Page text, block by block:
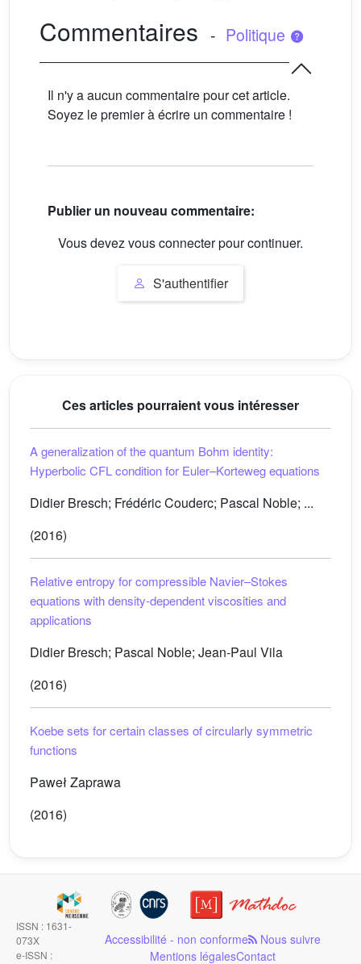
Commentaires - Politique
Il n'y a aucun commentaire pour cet article.
Soyez le premier à écrire un commentaire !
Publier un nouveau commentaire:
Vous devez vous connecter pour continuer.
S'authentifier
Ces articles pourraient vous intéresser
A generalization of the quantum Bohm identity:
Hyperbolic CFL condition for Euler–Korteweg equations
Didier Bresch; Frédéric Couderc; Pascal Noble; ...
(2016)
Relative entropy for compressible Navier–Stokes
equations with density-dependent viscosities and
applications
Didier Bresch; Pascal Noble; Jean-Paul Vila
(2016)
Koebe sets for certain classes of circularly symmetric
functions
Paweł Zaprawa
(2016)
ISSN : 1631-
073X
e-ISSN :
Accessibilité - non conforme Nous suivre
Mentions légalesContact